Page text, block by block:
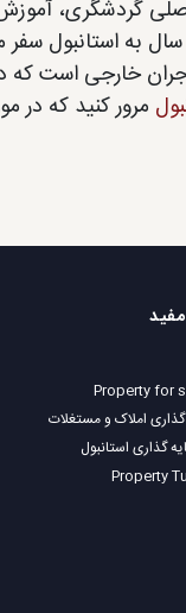
گردشگری،
ترکیه برای گردشگری، بیش از ۱۵ میلیون
خارجی است که
مرور کنید که در
Property for
املاک و مستغلات
گذاری استانبول
گذاری استانبول